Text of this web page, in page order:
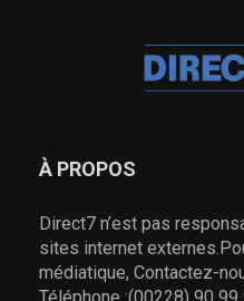
À PROPOS
Direct7 n’est pas
sites internet
médiatique, Contactez-